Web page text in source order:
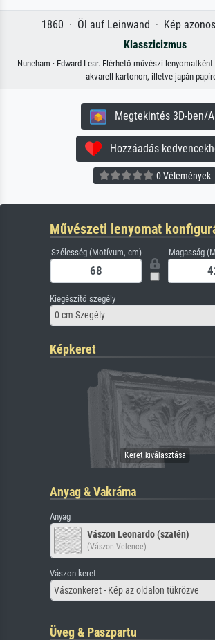
1860 · Öl auf Leinwand · Kép
Klasszicizmus
Nuneham · Edward Lear. Elérhető művészi
akvarell kartonon, illetve japán
Megtekintés 3D-ben/
Hozzáadás
0 Vélemények
Művészeti lenyomat
Szélesség (Motívum, cm) Magasság
Kiegészítő szegély
0 cm Szegély
Képkeret
Anyag & Vakráma
Anyag
Vászon Leonardo (szatén)
(Vászon Velence)
Vászon keret
Vászonkeret - Kép az oldalon tükrözve
Üveg & Paszpartu